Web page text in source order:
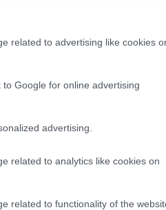
related to advertising like cookies
Google for online advertising
advertising.
related to analytics like cookies on
related to functionality of the
LISA PECHOS